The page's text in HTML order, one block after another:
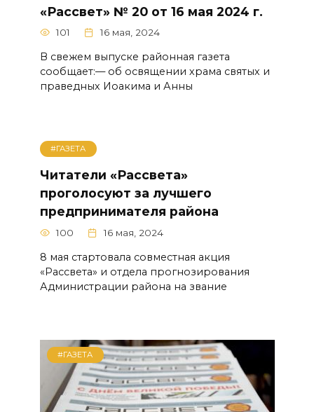
«Рассвет» № 20 от 16 мая 2024 г.
101 16 мая, 2024
В свежем выпуске районная газета
сообщает:— об освящении храма святых и
праведных Иоакима и Анны
#ГАЗЕТА
Читатели «Рассвета»
проголосуют за лучшего
предпринимателя района
100 16 мая, 2024
8 мая стартовала совместная акция
«Рассвета» и отдела прогнозирования
Администрации района на звание
#ГАЗЕТА